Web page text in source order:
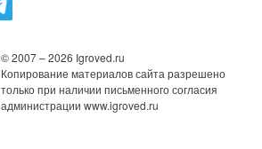
© 2007 – 2026 Igroved.ru
Копирование материалов сайта разрешено
только при наличии письменного согласия
администрации www.igroved.ru